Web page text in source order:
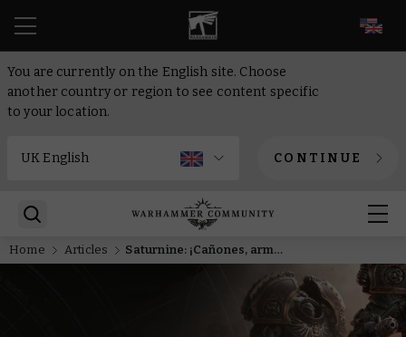
You are currently on the English site. Choose
another country or region to see content specific
to your location.
CONTINUE
Home Articles Saturnine: ¡Cañones, armas e irruptores!